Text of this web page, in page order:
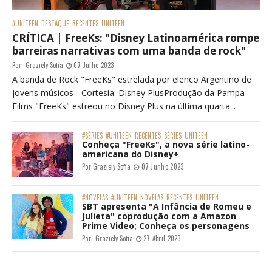
#UNITEEN DESTAQUE RECENTES UNITEEN
CRÍTICA | FreeKs: "Disney Latinoamérica rompe
barreiras narrativas com uma banda de rock"
Por: Graziely Sofia 07 Julho 2023
A banda de Rock "FreeKs" estrelada por elenco Argentino de
jovens músicos - Cortesia: Disney PlusProdução da Pampa
Films "FreeKs" estreou no Disney Plus na última quarta...
#SÉRIES #UNITEEN RECENTES SÉRIES UNITEEN
Conheça "FreeKs", a nova série latino-
americana do Disney+
Por:Graziely Sofia 07 Junho 2023
#NOVELAS #UNITEEN NOVELAS RECENTES UNITEEN
SBT apresenta "A Infância de Romeu e
Julieta" coprodução com a Amazon
Prime Video; Conheça os personagens
Por: Graziely Sofia 27 Abril 2023